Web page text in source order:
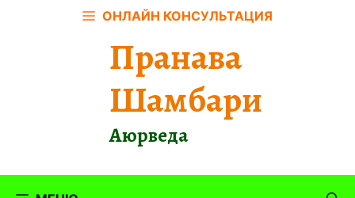
ОНЛАЙН КОНСУЛЬТАЦИЯ
Пранава
Шамбари
Аюрведа